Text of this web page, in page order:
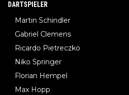
DARTSPIELER
Martin Schindler
Gabriel Clemens
Ricardo Pietreczko
Niko Springer
Florian Hempel
Max Hopp